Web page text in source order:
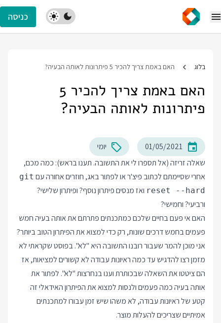
כניסה
בלוג האם באמת צריך להכיר 5 פיתרונות לאותה הבעיה?
האם באמת צריך להכיר 5
פיתרונות לאותה הבעיה?
01/05/2021
יומי
שאלה זריזה (אל תספרו לי את התשובה. תענו בראש): כמה מכם,
אחרי שסיימתם לכתוב פיצ'ר או לפתור באג, חוזרים אחורה עם git
reset --hard ואז מנסים פיתרון נוסף? ופיתרון שלישי?
ורביעי? וחמישי?
האם אי פעם בחיים שלכם כמתכנתים פתרתם את אותה בעיה חמש
פעמים בחמש דרכים שונות, רק כדי למצוא את הפיתרון הטוב ביותר?
אני מוכן להמר שעבור רובנו התשובה היא "לא". בפוסט שקראתי לא
מזמן רצו להדגיש עד כמה ראיונות עבודה לא קשורים למציאות, אז
הם ציטטו את השאלה שבכותרת וענו בנחרצות "לא". לפתור את
אותה בעיה כמה פעמים ולנסות למצוא את הפיתרון האידאלי זה
קטע של ראיונות עבודה, לא משהו שיש זמן עבורו למתכנתים
אמיתיים שצריכים להעלות מוצר.